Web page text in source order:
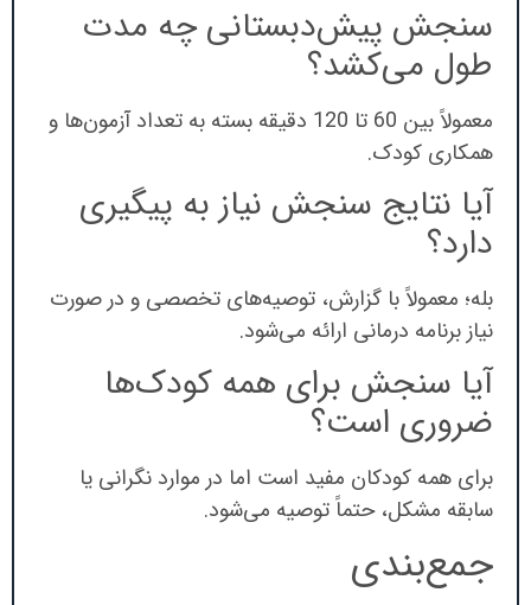
سنجش پیش‌دبستانی چه مدت
طول می‌کشد؟
معمولاً بین 60 تا 120 دقیقه بسته به تعداد آزمون‌ها و
همکاری کودک.
آیا نتایج سنجش نیاز به پیگیری
دارد؟
بله؛ معمولاً با گزارش، توصیه‌های تخصصی و در صورت
نیاز برنامه درمانی ارائه می‌شود.
آیا سنجش برای همه کودک‌ها
ضروری است؟
برای همه کودکان مفید است اما در موارد نگرانی یا
سابقه مشکل، حتماً توصیه می‌شود.
جمع‌بندی